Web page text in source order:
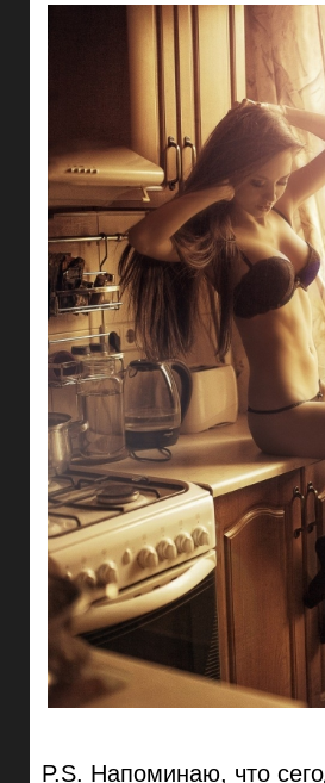
P.S. Напоминаю, что